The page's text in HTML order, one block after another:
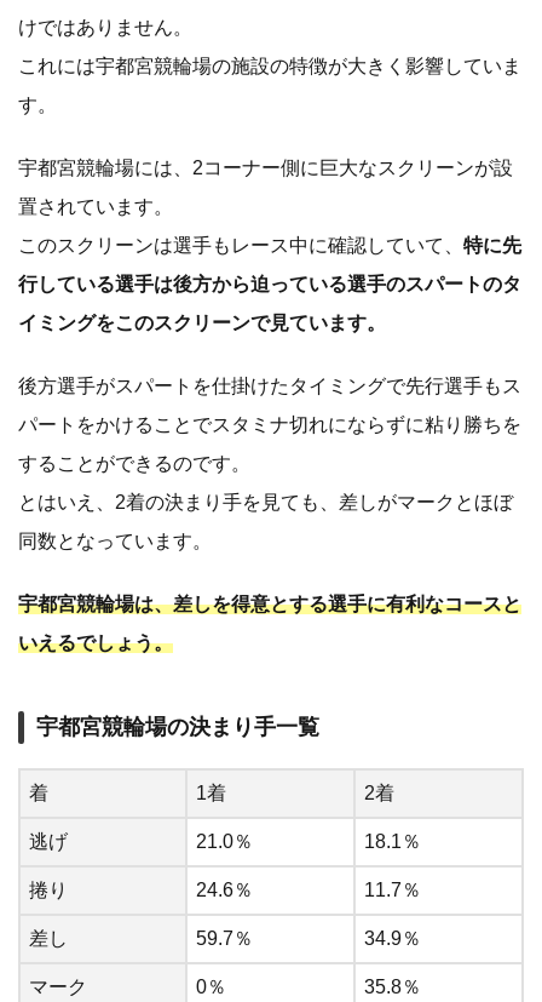
けではありません。
これには宇都宮競輪場の施設の特徴が大きく影響していま
す。
宇都宮競輪場には、2コーナー側に巨大なスクリーンが設
置されています。
このスクリーンは選手もレース中に確認していて、 特に先
行している選手は後方から迫っている選手のスパートのタ
イミングをこのスクリーンで見ています。
後方選手がスパートを仕掛けたタイミングで先行選手もス
パートをかけることでスタミナ切れにならずに粘り勝ちを
することができるのです。
とはいえ、2着の決まり手を見ても、差しがマークとほぼ
同数となっています。
宇都宮競輪場は、差しを得意とする選手に有利なコースと
いえるでしょう。
宇都宮競輪場の決まり手一覧
着 1着 2着
逃げ 21.0％ 18.1％
捲り 24.6％ 11.7％
差し 59.7％ 34.9％
マーク 0％ 35.8％